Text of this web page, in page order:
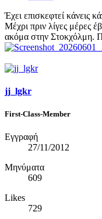
Έχει επισκεφτεί κάνεις
Μέχρι πριν λίγες μέρες
ακόμα στην Στοκχόλμη.
jj_lgkr
First-Class-Member
Εγγραφή
27/11/2012
Μηνύματα
609
Likes
729